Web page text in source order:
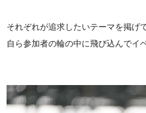
それぞれが追求したいテーマを掲げ
自ら参加者の輪の中に飛び込んでイ